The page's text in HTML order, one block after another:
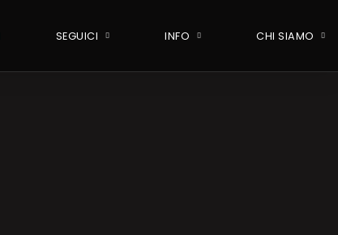
SEGUICI INFO CHI SIAMO